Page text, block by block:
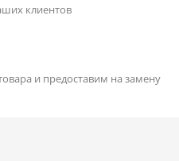
клиентов
и предоставим на замену